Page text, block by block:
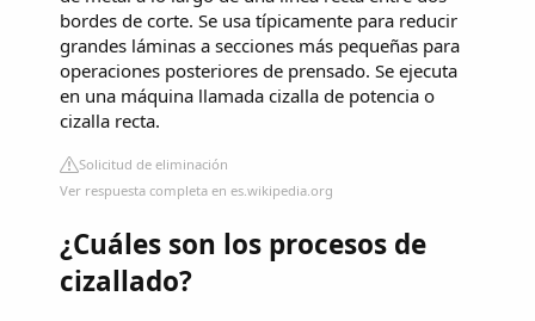
bordes de corte. Se usa típicamente para reducir
grandes láminas a secciones más pequeñas para
operaciones posteriores de prensado. Se ejecuta
en una máquina llamada cizalla de potencia o
cizalla recta.
Solicitud de eliminación
Ver respuesta completa en es.wikipedia.org
¿Cuáles son los procesos de
cizallado?